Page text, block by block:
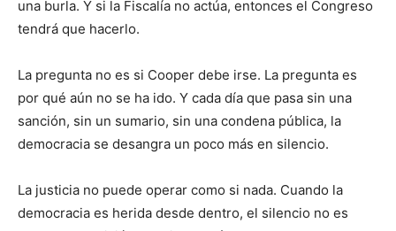
una burla. Y si la Fiscalía no actúa, entonces el Congreso
tendrá que hacerlo.
La pregunta no es si Cooper debe irse. La pregunta es
por qué aún no se ha ido. Y cada día que pasa sin una
sanción, sin un sumario, sin una condena pública, la
democracia se desangra un poco más en silencio.
La justicia no puede operar como si nada. Cuando la
democracia es herida desde dentro, el silencio no es